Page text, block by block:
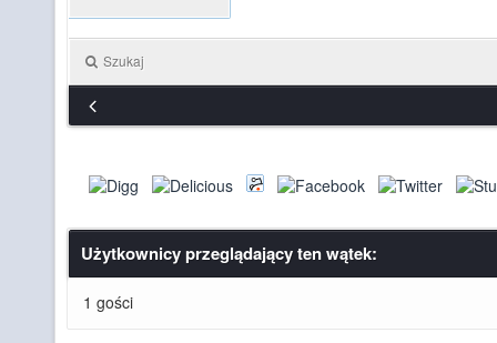
Szukaj
Użytkownicy przeglądający ten wątek:
1 gości